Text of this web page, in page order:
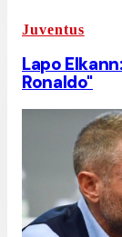
Juventus
Lapo
Ronaldo"